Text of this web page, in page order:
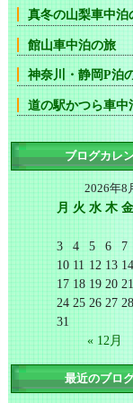
真冬の山梨車中泊
館山車中泊の旅
神奈川・静岡P泊
道の駅かつら車中
ブログカレ
2026年8
月 火 水 木 金
3
4 5 6 7
10 11 12 13 14
17 18 19 20 21
24 25 26 27 28
31
« 12月
最近のブロ